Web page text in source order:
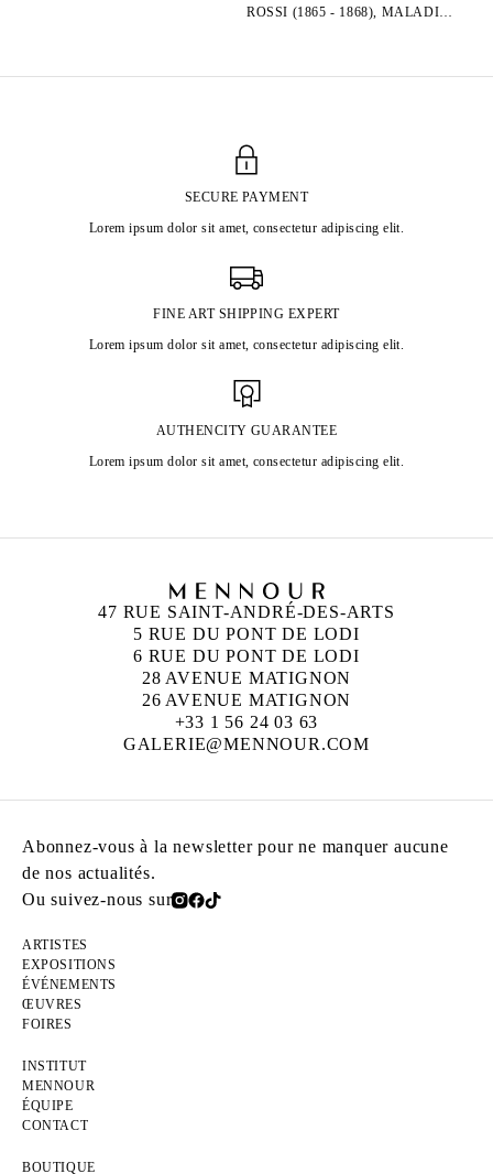
ROSSI (1865 - 1868), MALADIE CONTAGIEUSE, 2025
SECURE PAYMENT
Lorem ipsum dolor sit amet, consectetur adipiscing elit.
FINE ART SHIPPING EXPERT
Lorem ipsum dolor sit amet, consectetur adipiscing elit.
AUTHENCITY GUARANTEE
Lorem ipsum dolor sit amet, consectetur adipiscing elit.
47 RUE SAINT-ANDRÉ-DES-ARTS
5 RUE DU PONT DE LODI
6 RUE DU PONT DE LODI
28 AVENUE MATIGNON
26 AVENUE MATIGNON
+33 1 56 24 03 63
GALERIE@MENNOUR.COM
Abonnez-vous à la newsletter pour ne manquer aucune
de nos actualités.
Ou suivez-nous sur
ARTISTES
EXPOSITIONS
ÉVÉNEMENTS
ŒUVRES
FOIRES
INSTITUT
MENNOUR
ÉQUIPE
CONTACT
BOUTIQUE